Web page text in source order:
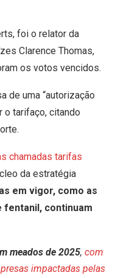
foi o relator da
Clarence Thomas,
os votos vencidos.
de uma “autorização
o tarifaço, citando
chamadas tarifas
da estratégia
em vigor, como as
fentanil, continuam
meados de 2025,com
impactadas pelas